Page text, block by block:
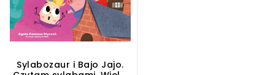
Sylabozaur i Bajo Jajo.